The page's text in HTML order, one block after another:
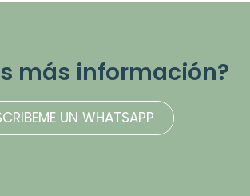
más información?
UN WHATSAPP